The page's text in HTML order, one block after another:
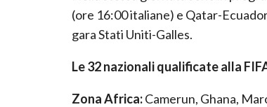
(ore 16:00 italiane) e Qatar-
gara Stati Uniti-Galles.
Le 32 nazionali qualificate alla
Zona Africa:Camerun, Ghana,